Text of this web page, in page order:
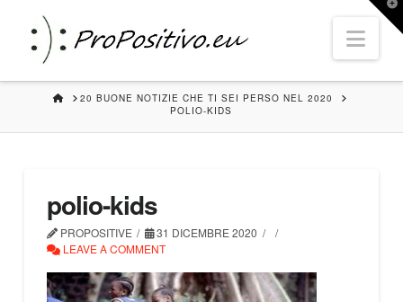
HOME20 BUONE NOTIZIE CHE TI SEI PERSO NEL 2020
POLIO-KIDS
polio-kids
PROPOSITIVE
31 DICEMBRE 2020
LEAVE A COMMENT